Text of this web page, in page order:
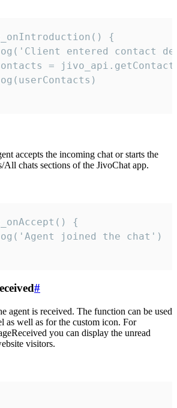
{
entered contact
=
accepts the incoming chat or starts the
chats sections of the JivoChat app.
{
#
agent is received. The function can be used
as well as for the custom icon. For
you can display the unread
visitors.